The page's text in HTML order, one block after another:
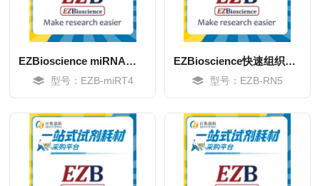
EZBioscience miRNA加尾法逆转录试剂盒
型号：EZB-miRT4
EZBioscience快速组织RNA提取试剂盒
型号：EZB-RN5